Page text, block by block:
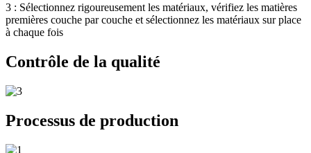
3 : Sélectionnez rigoureusement les matériaux, vérifiez les matières
premières couche par couche et sélectionnez les matériaux sur place
à chaque fois
Contrôle de la qualité
Processus de production